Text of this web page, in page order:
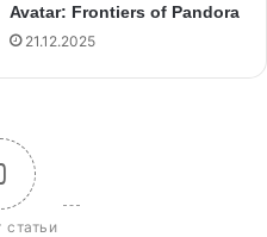
Avatar: Frontiers of Pandora
21.12.2025
статьи